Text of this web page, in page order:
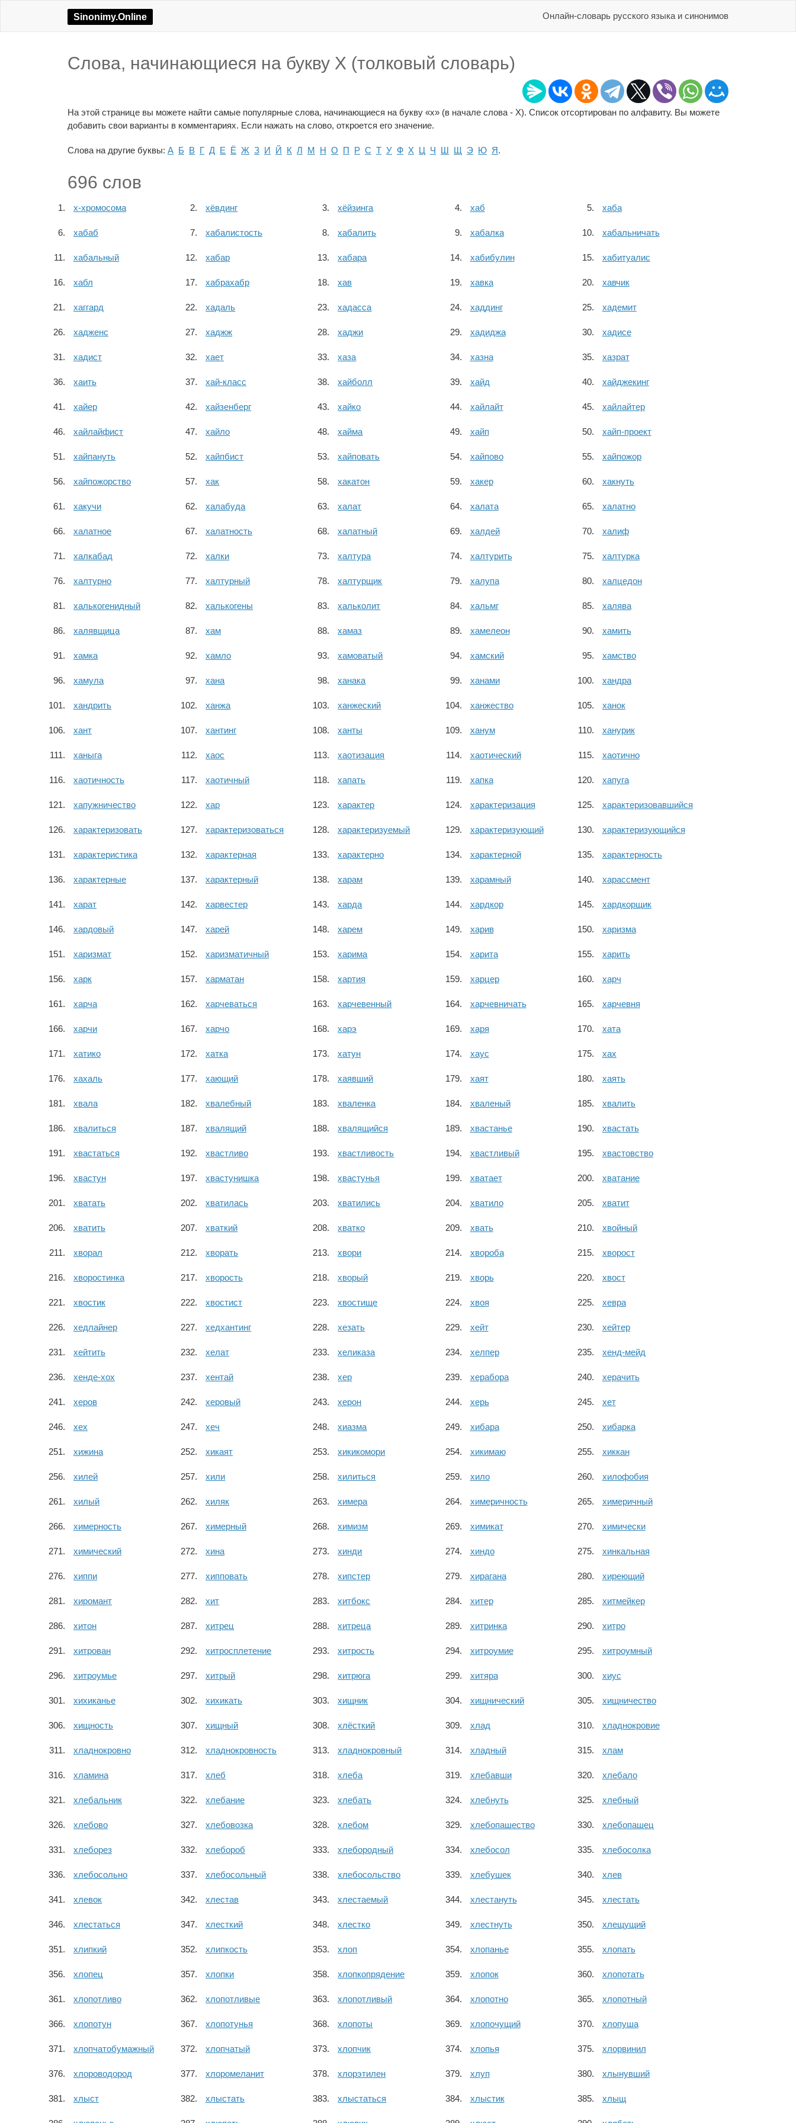
Sinonimy.Online Онлайн-словарь русского языка и синонимов
Слова, начинающиеся на букву Х (толковый словарь)
На этой странице вы можете найти самые популярные слова, начинающиеся на букву «х» (в начале слова - Х). Список отсортирован по алфавиту. Вы можете
добавить свои варианты в комментариях. Если нажать на слово, откроется его значение.
Слова на другие буквы: А Б В Г Д Е Ё Ж З И Й К Л М Н О П Р С Т У Ф Х Ц Ч Ш Щ Э Ю Я.
696 слов
х-хромосома хёвдинг хёйзинга хаб хаба
хабаб хабалистость хабалить хабалка хабальничать
хабальный хабар хабара хабибулин хабитуалис
хабл хабрахабр хав хавка хавчик
хаггард хадаль хадасса хаддинг хадемит
хадженс хаджж хаджи хадиджа хадисе
хадист хает хаза хазна хазрат
хаить хай-класс хайболл хайд хайджекинг
хайер хайзенберг хайко хайлайт хайлайтер
хайлайфист хайло хайма хайп хайп-проект
хайпануть хайпбист хайповать хайпово хайпожор
хайпожорство хак хакатон хакер хакнуть
хакучи халабуда халат халата халатно
халатное халатность халатный халдей халиф
халкабад халки халтура халтурить халтурка
халтурно халтурный халтурщик халупа халцедон
халькогенидный халькогены хальколит хальмг халява
халявщица хам хамаз хамелеон хамить
хамка хамло хамоватый хамский хамство
хамула хана ханака ханами хандра
хандрить ханжа ханжеский ханжество ханок
хант хантинг ханты ханум ханурик
ханыга хаос хаотизация хаотический хаотично
хаотичность хаотичный хапать хапка хапуга
хапужничество хар характер характеризация характеризовавшийся
характеризовать характеризоваться характеризуемый характеризующий характеризующийся
характеристика характерная характерно характерной характерность
характерные характерный харам харамный харассмент
харат харвестер харда хардкор хардкорщик
хардовый харей харем харив харизма
харизмат харизматичный харима харита харить
харк харматан хартия харцер харч
харча харчеваться харчевенный харчевничать харчевня
харчи харчо харэ харя хата
хатико хатка хатун хаус хах
хахаль хающий хаявший хаят хаять
хвала хвалебный хваленка хваленый хвалить
хвалиться хвалящий хвалящийся хвастанье хвастать
хвастаться хвастливо хвастливость хвастливый хвастовство
хвастун хвастунишка хвастунья хватает хватание
хватать хватилась хватились хватило хватит
хватить хваткий хватко хвать хвойный
хворал хворать хвори хвороба хворост
хворостинка хворость хворый хворь хвост
хвостик хвостист хвостище хвоя хевра
хедлайнер хедхантинг хезать хейт хейтер
хейтить хелат хеликаза хелпер хенд-мейд
хенде-хох хентай хер херабора херачить
херов херовый херон херь хет
хех хеч хиазма хибара хибарка
хижина хикаят хикикомори хикимаю хиккан
хилей хили хилиться хило хилофобия
хилый хиляк химера химеричность химеричный
химерность химерный химизм химикат химически
химический хина хинди хиндо хинкальная
хиппи хипповать хипстер хирагана хиреющий
хиромант хит хитбокс хитер хитмейкер
хитон хитрец хитреца хитринка хитро
хитрован хитросплетение хитрость хитроумие хитроумный
хитроумье хитрый хитрюга хитяра хиус
хихиканье хихикать хищник хищнический хищничество
хищность хищный хлёсткий хлад хладнокровие
хладнокровно хладнокровность хладнокровный хладный хлам
хламина хлеб хлеба хлебавши хлебало
хлебальник хлебание хлебать хлебнуть хлебный
хлебово хлебовозка хлебом хлебопашество хлебопашец
хлеборез хлебороб хлебородный хлебосол хлебосолка
хлебосольно хлебосольный хлебосольство хлебушек хлев
хлевок хлестав хлестаемый хлестануть хлестать
хлестаться хлесткий хлестко хлестнуть хлещущий
хлипкий хлипкость хлоп хлопанье хлопать
хлопец хлопки хлопкопрядение хлопок хлопотать
хлопотливо хлопотливые хлопотливый хлопотно хлопотный
хлопотун хлопотунья хлопоты хлопочущий хлопуша
хлопчатобумажный хлопчатый хлопчик хлопья хлорвинил
хлороводород хлоромеланит хлорэтилен хлуп хлынувший
хлыст хлыстать хлыстаться хлыстик хлыщ